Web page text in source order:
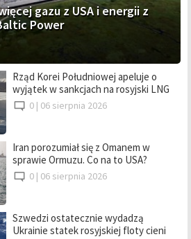
gazu z USA i energii z
Power
Rząd Korei Południowej apeluje o
wyjątek w sankcjach na rosyjski LNG
0 | 06 sierpnia 2026
Iran porozumiał się z Omanem w
sprawie Ormuzu. Co na to USA?
0 | 06 sierpnia 2026
Szwedzi ostatecznie wydadzą
Ukrainie statek rosyjskiej floty cieni